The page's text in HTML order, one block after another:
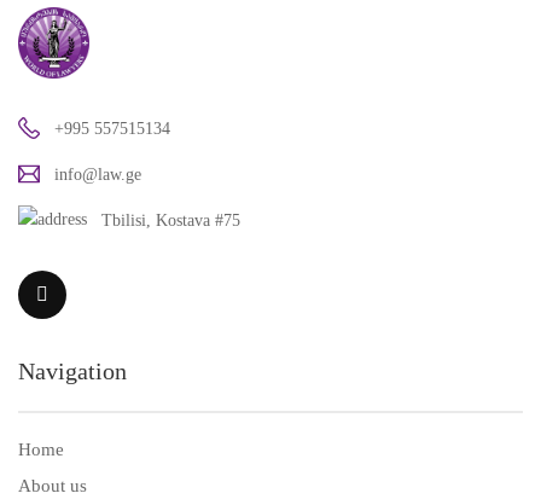
+995 557515134
info@law.ge
Tbilisi, Kostava #75
Navigation
Home
About us